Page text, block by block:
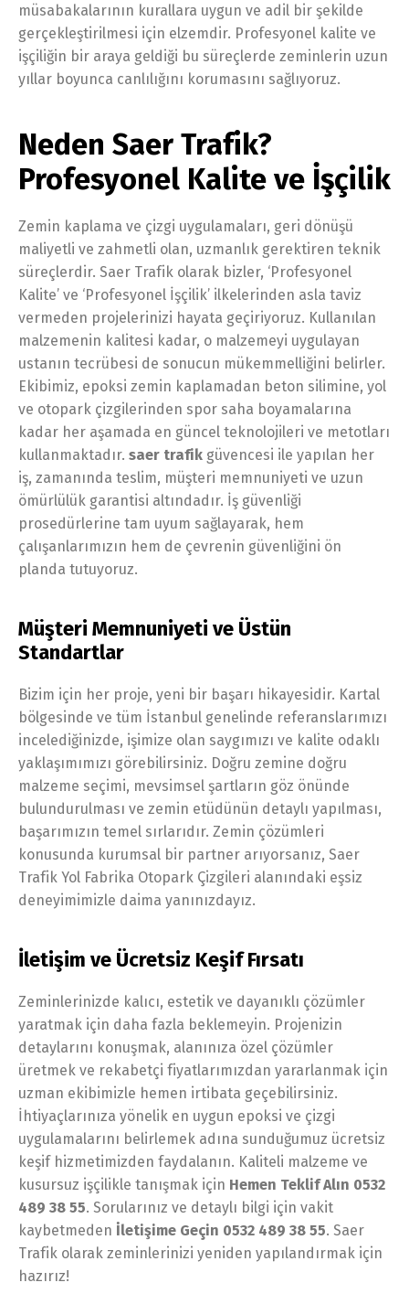
müsabakalarının kurallara uygun ve adil bir şekilde
gerçekleştirilmesi için elzemdir. Profesyonel kalite ve
işçiliğin bir araya geldiği bu süreçlerde zeminlerin uzun
yıllar boyunca canlılığını korumasını sağlıyoruz.
Neden Saer Trafik?
Profesyonel Kalite ve İşçilik
Zemin kaplama ve çizgi uygulamaları, geri dönüşü
maliyetli ve zahmetli olan, uzmanlık gerektiren teknik
süreçlerdir. Saer Trafik olarak bizler, ‘Profesyonel
Kalite’ ve ‘Profesyonel İşçilik’ ilkelerinden asla taviz
vermeden projelerinizi hayata geçiriyoruz. Kullanılan
malzemenin kalitesi kadar, o malzemeyi uygulayan
ustanın tecrübesi de sonucun mükemmelliğini belirler.
Ekibimiz, epoksi zemin kaplamadan beton silimine, yol
ve otopark çizgilerinden spor saha boyamalarına
kadar her aşamada en güncel teknolojileri ve metotları
kullanmaktadır. saer trafik güvencesi ile yapılan her
iş, zamanında teslim, müşteri memnuniyeti ve uzun
ömürlülük garantisi altındadır. İş güvenliği
prosedürlerine tam uyum sağlayarak, hem
çalışanlarımızın hem de çevrenin güvenliğini ön
planda tutuyoruz.
Müşteri Memnuniyeti ve Üstün
Standartlar
Bizim için her proje, yeni bir başarı hikayesidir. Kartal
bölgesinde ve tüm İstanbul genelinde referanslarımızı
incelediğinizde, işimize olan saygımızı ve kalite odaklı
yaklaşımımızı görebilirsiniz. Doğru zemine doğru
malzeme seçimi, mevsimsel şartların göz önünde
bulundurulması ve zemin etüdünün detaylı yapılması,
başarımızın temel sırlarıdır. Zemin çözümleri
konusunda kurumsal bir partner arıyorsanız, Saer
Trafik Yol Fabrika Otopark Çizgileri alanındaki eşsiz
deneyimimizle daima yanınızdayız.
İletişim ve Ücretsiz Keşif Fırsatı
Zeminlerinizde kalıcı, estetik ve dayanıklı çözümler
yaratmak için daha fazla beklemeyin. Projenizin
detaylarını konuşmak, alanınıza özel çözümler
üretmek ve rekabetçi fiyatlarımızdan yararlanmak için
uzman ekibimizle hemen irtibata geçebilirsiniz.
İhtiyaçlarınıza yönelik en uygun epoksi ve çizgi
uygulamalarını belirlemek adına sunduğumuz ücretsiz
keşif hizmetimizden faydalanın. Kaliteli malzeme ve
kusursuz işçilikle tanışmak için Hemen Teklif Alın 0532
489 38 55. Sorularınız ve detaylı bilgi için vakit
kaybetmeden İletişime Geçin 0532 489 38 55. Saer
Trafik olarak zeminlerinizi yeniden yapılandırmak için
hazırız!